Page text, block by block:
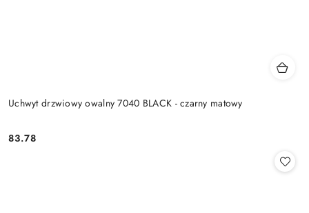
Uchwyt drzwiowy owalny 7040 BLACK - czarny matowy
Cena:
83.78